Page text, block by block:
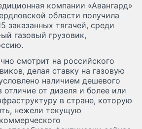
компании «Авангард»
области получила
заказанных тягачей, среди
газовый грузовик,
смотрит на российского
делая ставку на газовую
наличием дешевого
отличие от дизеля и более или
в стране, которую
нежели текущую